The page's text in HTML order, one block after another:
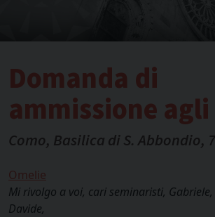
Domanda di
ammissione
Como, Basilica di S. Abbondio,
Omelie
Mi rivolgo a voi, cari seminaristi,
Davide,